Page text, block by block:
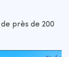
près de 200